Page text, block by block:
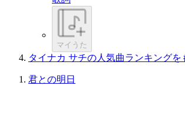
マイうた
タイナカ サチの人気曲ランキングを
君との明日